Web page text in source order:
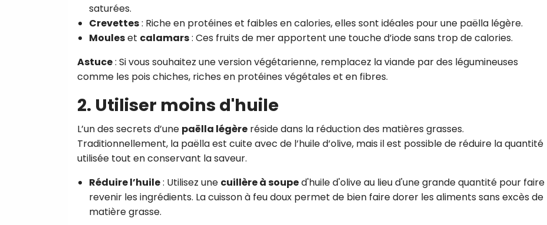
saturées.
Crevettes: Riche en protéines et faibles en calories, elles sont idéales pour une paëlla légère.
Mouleset calamars: Ces fruits de mer apportent une touche d’iode sans trop de calories.
Astuce: Si vous souhaitez une version végétarienne, remplacez la viande par des légumineuses
comme les pois chiches, riches en protéines végétales et en fibres.
2. Utiliser moins d'huile
L’un des secrets d’une paëlla légère réside dans la réduction des matières grasses.
Traditionnellement, la paëlla est cuite avec de l’huile d’olive, mais il est possible de réduire la quantité
utilisée tout en conservant la saveur.
Réduire l’huile: Utilisez une cuillère à souped'huile d'olive au lieu d'une grande quantité pour faire
revenir les ingrédients. La cuisson à feu doux permet de bien faire dorer les aliments sans excès de
matière grasse.